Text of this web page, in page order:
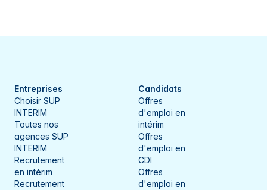
Morbihan
Moselle
Nord
Oise
Dieppe
Dijon
Dole
Épernay
Esch-sur-Alzette
Entreprises
Choisir SUP
INTERIM
Toutes nos
agences SUP
INTERIM
Recrutement
en intérim
Recrutement
Candidats
Offres
d'emploi en
intérim
Offres
d'emploi en
CDI
Offres
d'emploi en